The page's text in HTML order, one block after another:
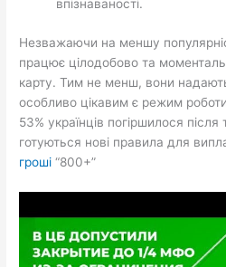
впізнаваності.
Незважаючи на меншу
працює цілодобово та
карту. Тим не менш, вони
особливо цікавим є режим
53% українців погіршилося
готуються нові правила для
гроші “800+”